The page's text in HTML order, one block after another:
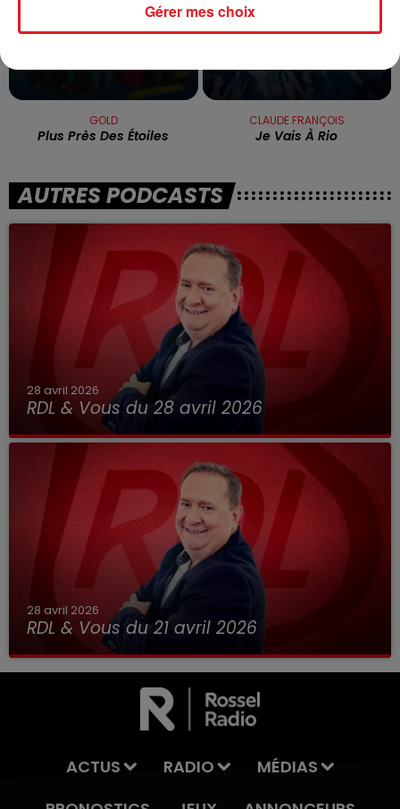
GOLD
Plus Près Des Étoiles
CLAUDE FRANÇOIS
Je Vais À Rio
AUTRES PODCASTS
28 avril 2026
RDL & Vous du 28 avril 2026
28 avril 2026
RDL & Vous du 21 avril 2026
ACTUS RADIO
MÉDIAS
Gérer mes choix